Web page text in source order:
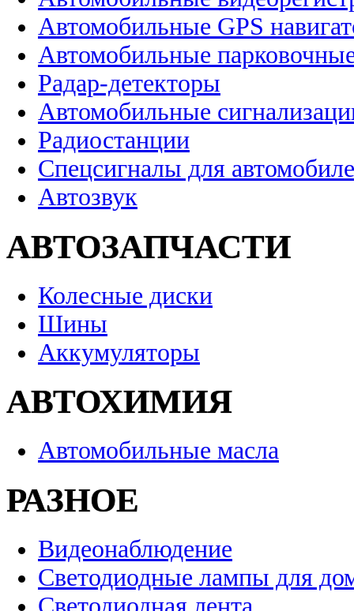
Автомобильные GPS
Автомобильные
Радар-детекторы
Автомобильные
Радиостанции
Спецсигналы для
Автозвук
АВТОЗАПЧАСТИ
Колесные диски
Шины
Аккумуляторы
АВТОХИМИЯ
Автомобильные масла
РАЗНОЕ
Видеонаблюдение
Светодиодные лампы для